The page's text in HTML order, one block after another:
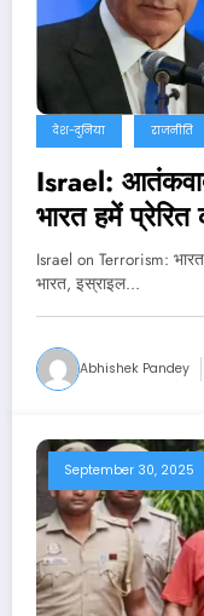
देश-दुनिया राजनीति
Israel:
भारत हमें प्रेरित
Israel on Terrorism:
भारत, इस्राइल…
Abhishek Pandey
September 30, 2025